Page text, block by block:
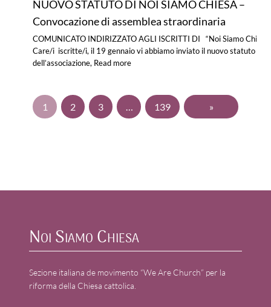
NUOVO STATUTO DI NOI SIAMO CHIESA –
Convocazione di assemblea straordinaria
COMUNICATO INDIRIZZATO AGLI ISCRITTI DI “Noi Siamo
Care/i iscritte/i, il 19 gennaio vi abbiamo inviato il nuovo statuto
dell’associazione, Read more
1 2 3 … 139 »
Noi Siamo Chiesa
Sezione italiana de movimento “We Are Church” per la
riforma della Chiesa cattolica.